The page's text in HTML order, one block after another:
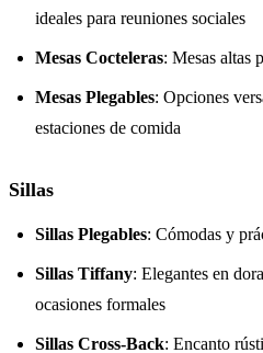
ideales para reuniones sociales
Mesas Cocteleras: Mesas altas
Mesas Plegables: Opciones
estaciones de comida
Sillas
Sillas Plegables: Cómodas y
Sillas Tiffany: Elegantes en
ocasiones formales
Sillas Cross-Back: Encanto